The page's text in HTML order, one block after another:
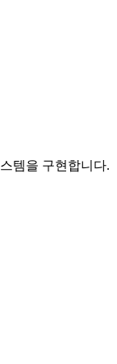
템을 구현합니다.